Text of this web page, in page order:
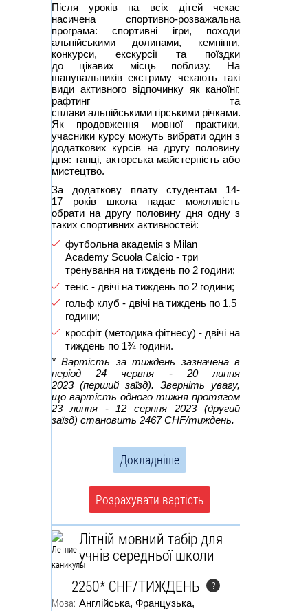
Після уроків на всіх дітей чекає
насичена спортивно-розважальна
програма: спортивні ігри, походи
альпійськими долинами, кемпінги,
конкурси, екскурсії та поїздки
до цікавих місць поблизу. На
шанувальників екстриму чекають такі
види активного відпочинку як каноїнг,
рафтинг та
сплави альпійськими гірськими річками.
Як продовження мовної практики,
учасники курсу можуть вибрати один з
додаткових курсів на другу половину
дня: танці, акторська майстерність або
мистецтво.
За додаткову плату студентам 14-
17 років школа надає можливість
обрати на другу половину дня одну з
таких спортивних активностей:
футбольна академія з Milan
Academy Scuola Calcio - три
тренування на тиждень по 2 години;
теніс - двічі на тиждень по 2 години;
гольф клуб - двічі на тиждень по 1.5
години;
кросфіт (методика фітнесу) - двічі на
тиждень по 1¾ години.
* Вартість за тиждень зазначена в
період 24 червня - 20 липня
2023 (перший заїзд). Зверніть увагу,
що вартість одного тижня протягом
23 липня - 12 серпня 2023(другий
заїзд) становить 2467 CHF/тиждень.
Докладніше
Розрахувати вартість
Літній мовний табір для
учнів середньої школи
2250* CHF/ТИЖДЕНЬ
?
Мова: Англійська, Французька,